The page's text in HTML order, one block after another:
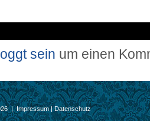
sein um einen
|Impressum|Datenschutz